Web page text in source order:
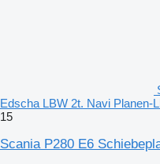
Edscha LBW 2t. Navi Planen-
15
Scania P280 E6